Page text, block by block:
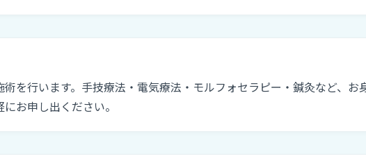
を行います。手技療法・電気療法・モルフォセラピー・鍼灸など、
お申し出ください。